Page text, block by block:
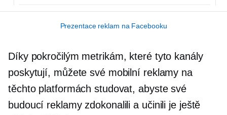
Prezentace reklam na Facebooku
Díky pokročilým metrikám, které tyto kanály
poskytují, můžete své mobilní reklamy na
těchto platformách studovat, abyste své
budoucí reklamy zdokonalili a učinili je ještě